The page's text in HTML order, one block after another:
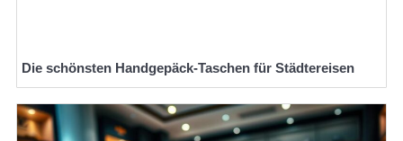
Die schönsten Handgepäck-Taschen für Städtereisen